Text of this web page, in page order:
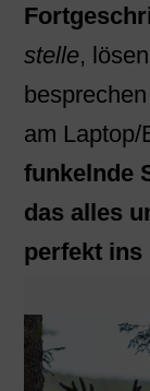
stelle,
am Laptop/
funkelnde
das alles
perfekt ins